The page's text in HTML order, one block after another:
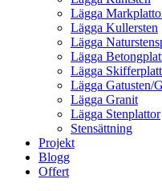
Lägga
Lägga Kullersten
Lägga
Lägga
Lägga
Lägga Gatusten/
Lägga Granit
Lägga Stenplattor
Stensättning
Projekt
Blogg
Offert